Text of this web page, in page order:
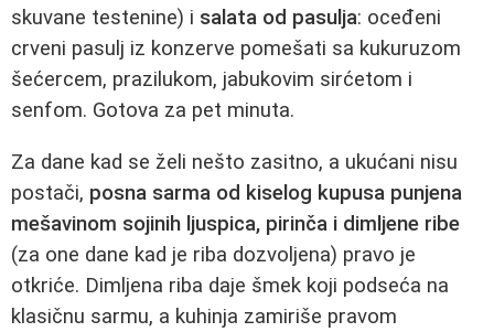
skuvane testenine) i salata od pasulja: oceđeni
crveni pasulj iz konzerve pomešati sa kukuruzom
šećercem, prazilukom, jabukovim sirćetom i
senfom. Gotova za pet minuta.
Za dane kad se želi nešto zasitno, a ukućani nisu
postači, posna sarma od kiselog kupusa punjena
mešavinom sojinih ljuspica, pirinča i dimljene ribe
(za one dane kad je riba dozvoljena) pravo je
otkriće. Dimljena riba daje šmek koji podseća na
klasičnu sarmu, a kuhinja zamiriše pravom